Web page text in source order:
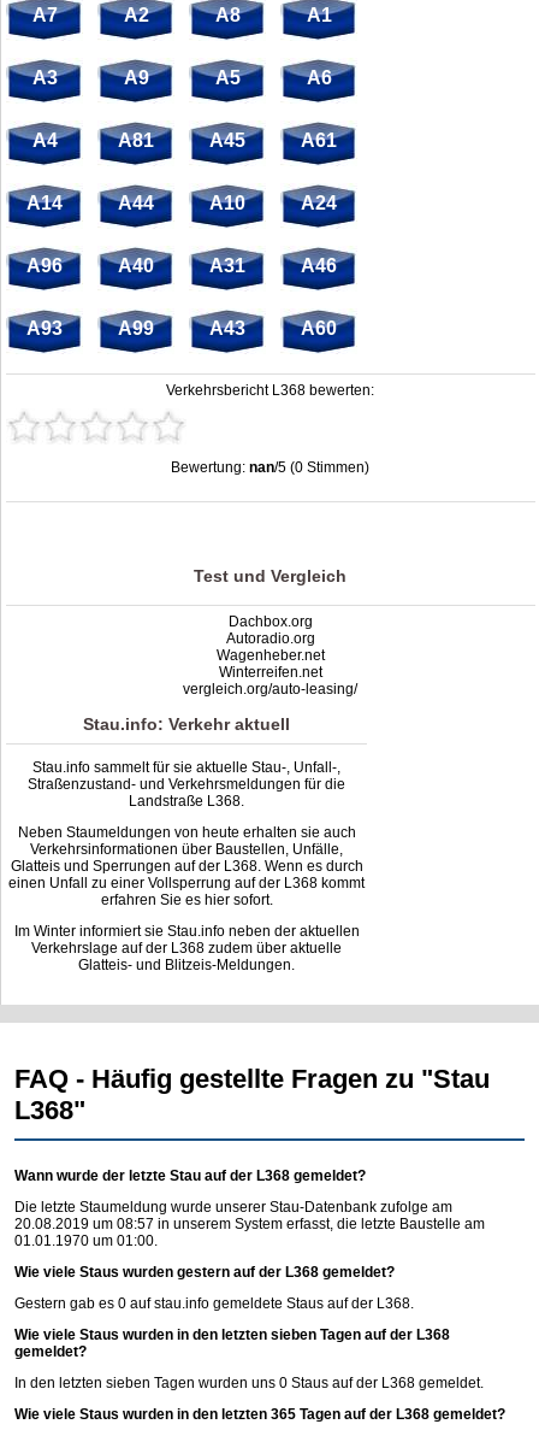
A7 A2 A8 A1
A3 A9 A5 A6
A4 A81 A45 A61
A14 A44 A10 A24
A96 A40 A31 A46
A93 A99 A43 A60
Verkehrsbericht L368 bewerten:
Bewertung:nan/5 (0 Stimmen)
Stau L368: Unfälle, Sperrung & Baustellen | Staumelder L368 ,nanout of5
Test und Vergleich
Dachbox.org
Autoradio.org
Wagenheber.net
Winterreifen.net
vergleich.org/auto-leasing/
Stau.info: Verkehr aktuell
Stau.info sammelt für sie aktuelle Stau-, Unfall-,
Straßenzustand- und Verkehrsmeldungen für die
Landstraße L368.
Neben Staumeldungen von heute erhalten sie auch
Verkehrsinformationen über Baustellen, Unfälle,
Glatteis und Sperrungen auf der L368. Wenn es durch
einen Unfall zu einer Vollsperrung auf der L368 kommt
erfahren Sie es hier sofort.
Im Winter informiert sie Stau.info neben der aktuellen
Verkehrslage auf der L368 zudem über aktuelle
Glatteis- und Blitzeis-Meldungen.
FAQ - Häufig gestellte Fragen zu "Stau
L368"
Wann wurde der letzte Stau auf der L368 gemeldet?
Die letzte Staumeldung wurde unserer Stau-Datenbank zufolge am
20.08.2019 um 08:57 in unserem System erfasst, die letzte Baustelle am
01.01.1970 um 01:00.
Wie viele Staus wurden gestern auf der L368 gemeldet?
Gestern gab es 0 aufstau.info gemeldete Staus auf der L368.
Wie viele Staus wurden in den letzten sieben Tagen auf der L368
gemeldet?
In den letzten sieben Tagen wurden uns 0 Staus auf der L368 gemeldet.
Wie viele Staus wurden in den letzten 365 Tagen auf der L368 gemeldet?